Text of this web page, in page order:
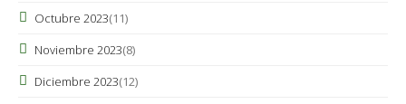
Octubre 2023(11)
Noviembre 2023(8)
Diciembre 2023(12)